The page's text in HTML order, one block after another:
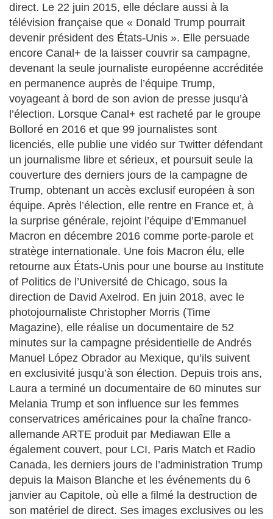
direct. Le 22 juin 2015, elle déclare aussi à la
télévision française que « Donald Trump pourrait
devenir président des États-Unis ». Elle persuade
encore Canal+ de la laisser couvrir sa campagne,
devenant la seule journaliste européenne accréditée
en permanence auprès de l’équipe Trump,
voyageant à bord de son avion de presse jusqu’à
l’élection. Lorsque Canal+ est racheté par le groupe
Bolloré en 2016 et que 99 journalistes sont
licenciés, elle publie une vidéo sur Twitter défendant
un journalisme libre et sérieux, et poursuit seule la
couverture des derniers jours de la campagne de
Trump, obtenant un accès exclusif européen à son
équipe. Après l’élection, elle rentre en France et, à
la surprise générale, rejoint l’équipe d’Emmanuel
Macron en décembre 2016 comme porte-parole et
stratège internationale. Une fois Macron élu, elle
retourne aux États-Unis pour une bourse au Institute
of Politics de l’Université de Chicago, sous la
direction de David Axelrod. En juin 2018, avec le
photojournaliste Christopher Morris (Time
Magazine), elle réalise un documentaire de 52
minutes sur la campagne présidentielle de Andrés
Manuel López Obrador au Mexique, qu’ils suivent
en exclusivité jusqu’à son élection. Depuis trois ans,
Laura a terminé un documentaire de 60 minutes sur
Melania Trump et son influence sur les femmes
conservatrices américaines pour la chaîne franco-
allemande ARTE produit par Mediawan Elle a
également couvert, pour LCI, Paris Match et Radio
Canada, les derniers jours de l’administration Trump
depuis la Maison Blanche et les événements du 6
janvier au Capitole, où elle a filmé la destruction de
son matériel de direct. Ses images exclusives ou les